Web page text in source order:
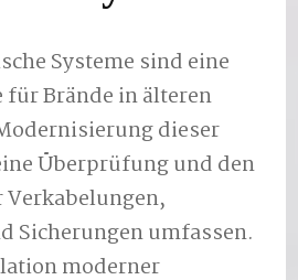
Systeme sind eine
für Brände in älteren
dieser
Überprüfung und den
Verkabelungen,
Sicherungen umfassen.
moderner